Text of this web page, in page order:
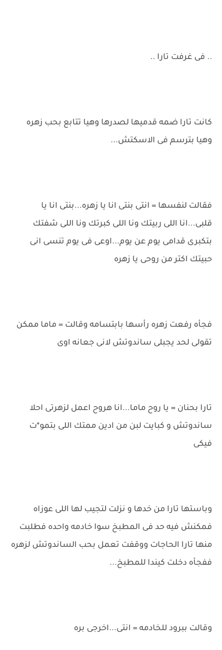
.. فى غرفت تارا ..
كانت تارا ضمه قدميها لصدرها وهيا تتابع بحب زهره
وهيا بترسم فى الاسكتش...
فقالت لنفسها = انتى بنتى انا يا زهره...بنتى انا يا
قلبى...انا اللى ربيتك ونا اللى كبرتك ونا اللى شفتك
بتكبرى قدامى يوم عن يوم...اوعى فى يوم تنسى انى
حبيتك اكتر من روحى يا زهره
فجأه رفعت زهره رأسها بابتسامه وقالت = ماما ممكن
تقولى لحد يجبلى ساندوتش لانى جعانه اوى
تارا بحنان = يا روح ماما...انا هروح اعمل لزهرتى احلا
ساندوتش و كبايت لبن من ادين ممتك اللى بتمو*ت
فيكى
وباستها تارا من خدها و نزلت لتجيب لها اللى عوزاه
فمكنش فيه حد فى المطبخ سوا خادمه واحده فطلبت
منها تارا الحاجات ووقفت تعمل بحب الساندوتش لزهره
ففجأه دخلت كيندا للمطبخ...
وقالت ببرود للخادمه = انتى...اخرجى بره